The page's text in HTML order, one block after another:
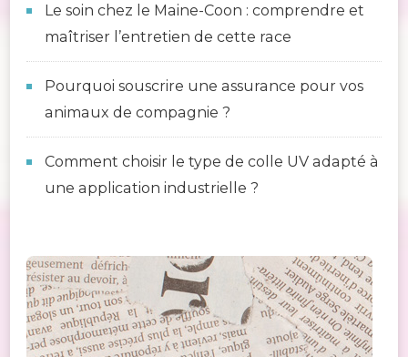
Le soin chez le Maine-Coon : comprendre et
maîtriser l’entretien de cette race
Pourquoi souscrire une assurance pour vos
animaux de compagnie ?
Comment choisir le type de colle UV adapté à
une application industrielle ?